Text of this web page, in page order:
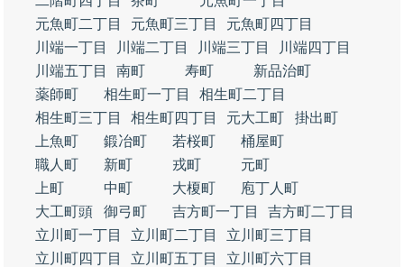
元魚町二丁目
元魚町三丁目
元魚町四丁目
川端一丁目
川端二丁目 川端三丁目
川端四丁目
川端五丁目
南町 寿町
新品治町
薬師町
相生町一丁目
相生町二丁目
相生町三丁目
相生町四丁目 元大工町
掛出町
上魚町
鍛冶町 若桜町
桶屋町
職人町
新町 戎町
元町
上町
中町 大榎町
庖丁人町
大工町頭
御弓町 吉方町一丁目
吉方町二丁目
立川町一丁目
立川町二丁目
立川町三丁目
立川町四丁目
立川町五丁目
立川町六丁目